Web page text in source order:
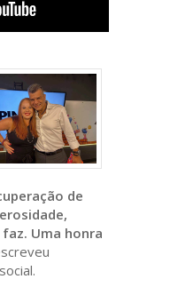
de
Uma honra